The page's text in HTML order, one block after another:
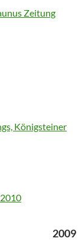
Zeitung
Königsteiner
2009